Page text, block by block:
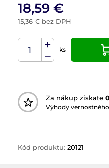
18,59 €
15,36 € bez DPH
ks
Za nákup získate
Výhody
Kód produktu: 20121